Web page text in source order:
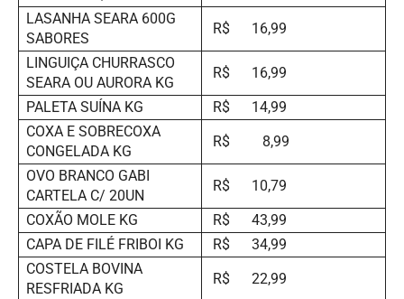
LASANHA SEARA 600G
SABORES
R$ 16,99
LINGUIÇA CHURRASCO
SEARA OU AURORA KG
R$ 16,99
PALETA SUÍNA KG
R$ 14,99
COXA E SOBRECOXA
CONGELADA KG
R$ 8,99
OVO BRANCO GABI
CARTELA C/ 20UN
R$ 10,79
COXÃO MOLE KG
R$ 43,99
CAPA DE FILÉ FRIBOI KG
R$ 34,99
COSTELA BOVINA
RESFRIADA KG
R$ 22,99